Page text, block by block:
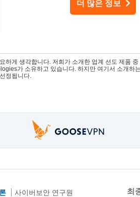
더 많은 정보
게 생각합니다. 저희가 소개한 업계 선도 제품
가 소유하고 있습니다. 하지만 여기서 소개하
정됩니다.
사이버보안 연구원 최